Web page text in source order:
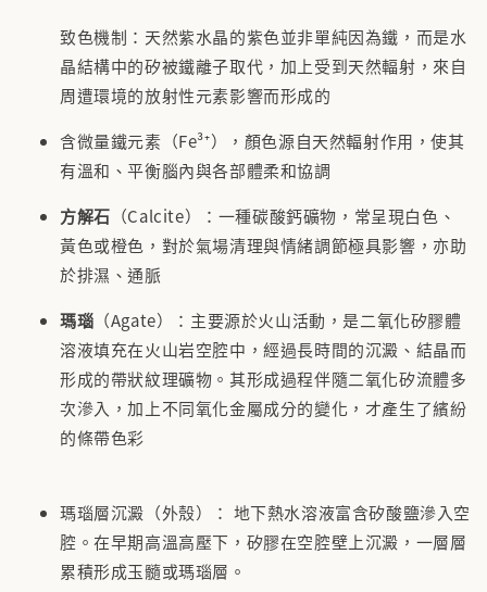
致色機制：天然紫水晶的紫色並非單純因為鐵，而是水
晶結構中的矽被鐵離子取代，加上受到天然輻射，來自
周遭環境的放射性元素影響而形成的
含微量鐵元素（Fe³⁺），顏色源自天然輻射作用，使其
有溫和、平衡腦內與各部體柔和協調
方解石 （Calcite）：一種碳酸鈣礦物，常呈現白色、
黃色或橙色，對於氣場清理與情緒調節極具影響，亦助
於排濕、通脈
瑪瑙 （Agate）：主要源於火山活動，是二氧化矽膠體
溶液填充在火山岩空腔中，經過長時間的沉澱、結晶而
形成的帶狀紋理礦物。其形成過程伴隨二氧化矽流體多
次滲入，加上不同氧化金屬成分的變化，才產生了繽紛
的條帶色彩
瑪瑙層沉澱（外殼）： 地下熱水溶液富含矽酸鹽滲入空
腔。在早期高溫高壓下，矽膠在空腔壁上沉澱，一層層
累積形成玉髓或瑪瑙層。